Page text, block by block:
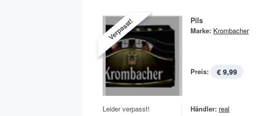
Verpasst! Pils
Marke: Krombacher
Preis: € 9,99
Leider verpasst!
Händler: real